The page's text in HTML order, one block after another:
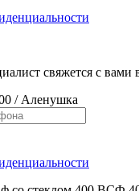
свяжется с вами
/ Аленушка